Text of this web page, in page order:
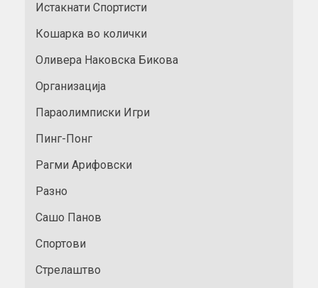
Истакнати Спортисти
Кошарка во колички
Оливера Наковска Бикова
Организација
Параолимписки Игри
Пинг-Понг
Рагми Арифовски
Разно
Сашо Панов
Спортови
Стрелаштво